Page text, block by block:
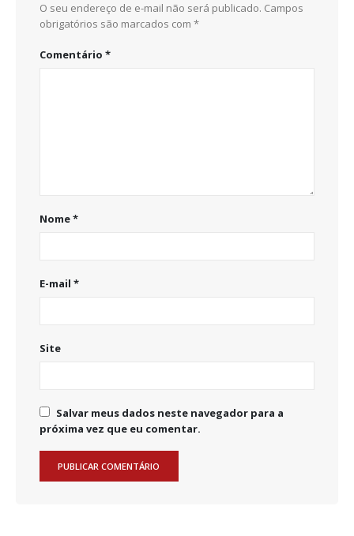
O seu endereço de e-mail não será publicado. Campos
obrigatórios são marcados com *
Comentário *
Nome*
E-mail *
Site
Salvar meus dados neste navegador para a
próxima vez que eu comentar.